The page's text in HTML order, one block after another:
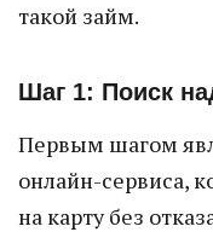
такой займ.
Шаг 1: Поиск
Первым шагом
онлайн-сервиса,
на карту без